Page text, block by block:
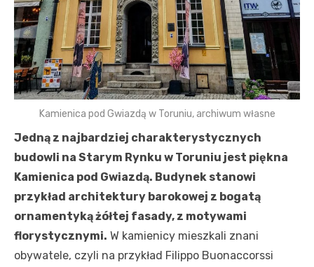
Kamienica pod Gwiazdą w Toruniu, archiwum własne
Jedną z najbardziej charakterystycznych
budowli na Starym Rynku w Toruniu jest piękna
Kamienica pod Gwiazdą. Budynek stanowi
przykład architektury barokowej z bogatą
ornamentyką żółtej fasady, z motywami
florystycznymi. W kamienicy mieszkali znani
obywatele, czyli na przykład Filippo Buonaccorssi